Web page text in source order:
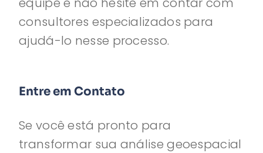
consultores especializados para
ajudá-lo nesse processo.
Entre em Contato
Se você está pronto para
transformar sua análise geoespacial